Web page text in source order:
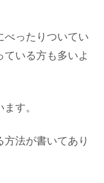
べったりついてい
いる方も多いよ
す。
法が書いてあり